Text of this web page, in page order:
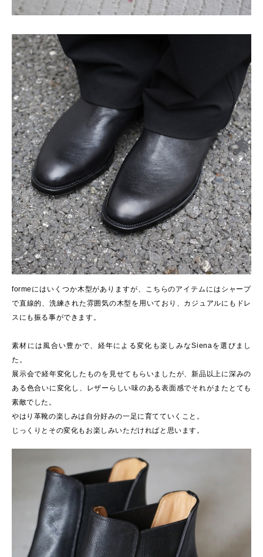
formeにはいくつか木型がありますが、こちらのアイテムにはシャープ
で直線的、洗練された雰囲気の木型を用いており、カジュアルにもドレ
スにも振る事ができます。
素材には風合い豊かで、経年による変化も楽しみなSienaを選びまし
た。
展示会で経年変化したものを見せてもらいましたが、新品以上に深みの
ある色合いに変化し、レザーらしい味のある表面感でそれがまたとても
素敵でした。
やはり革靴の楽しみは自分好みの一足に育てていくこと。
じっくりとその変化もお楽しみいただければと思います。